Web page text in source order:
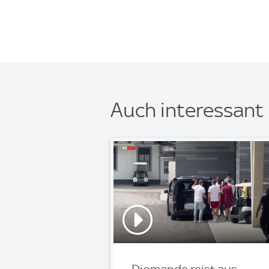
Auch interessant